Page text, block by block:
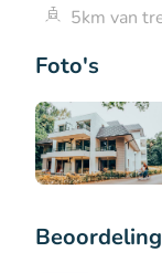
Foto's
5km van